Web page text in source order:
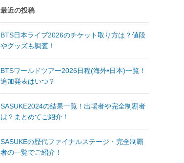
最近の投稿
BTS日本ライブ2026のチケット取り方は？値段
やグッズも調査！
BTSワールドツアー2026日程(海外•日本)一覧！
追加発表はいつ？
SASUKE2024の結果一覧！出場者や完全制覇者
は？まとめてご紹介！
SASUKEの歴代ファイナルステージ・完全制覇
者の一覧でご紹介！